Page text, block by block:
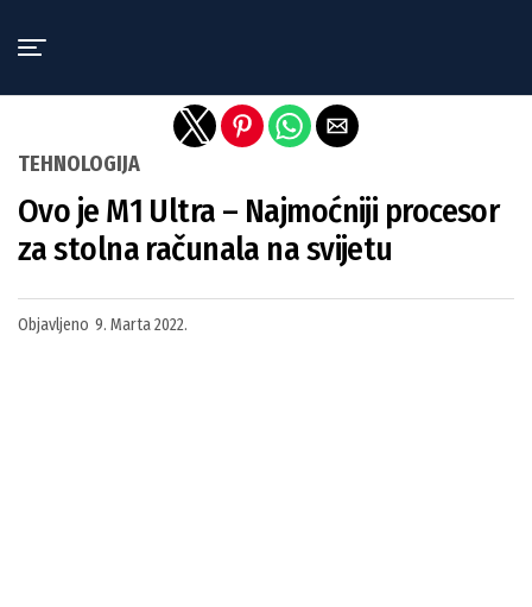
TEHNOLOGIJA
Ovo je M1 Ultra – Najmoćniji procesor
za stolna računala na svijetu
Objavljeno 9. Marta 2022.